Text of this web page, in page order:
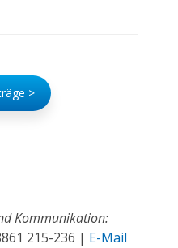
>
Kommunikation:
215-236 | E-Mail